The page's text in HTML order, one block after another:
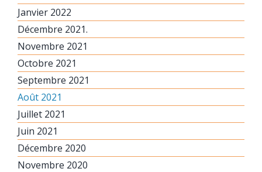
Janvier 2022
Décembre 2021.
Novembre 2021
Octobre 2021
Septembre 2021
Août 2021
Juillet 2021
Juin 2021
Décembre 2020
Novembre 2020